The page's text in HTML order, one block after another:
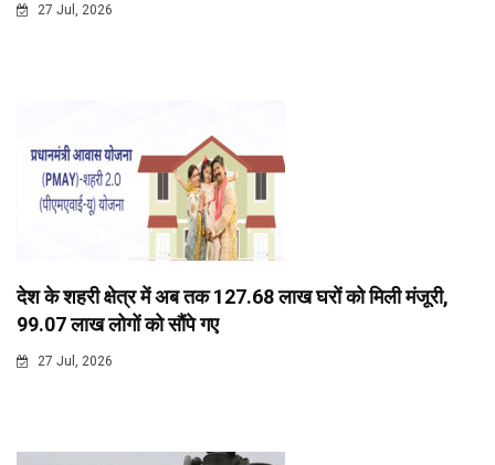
27 Jul, 2026
देश के शहरी क्षेत्र में अब तक 127.68 लाख घरों को मिली मंजूरी,
99.07 लाख लोगों को सौंपे गए
27 Jul, 2026